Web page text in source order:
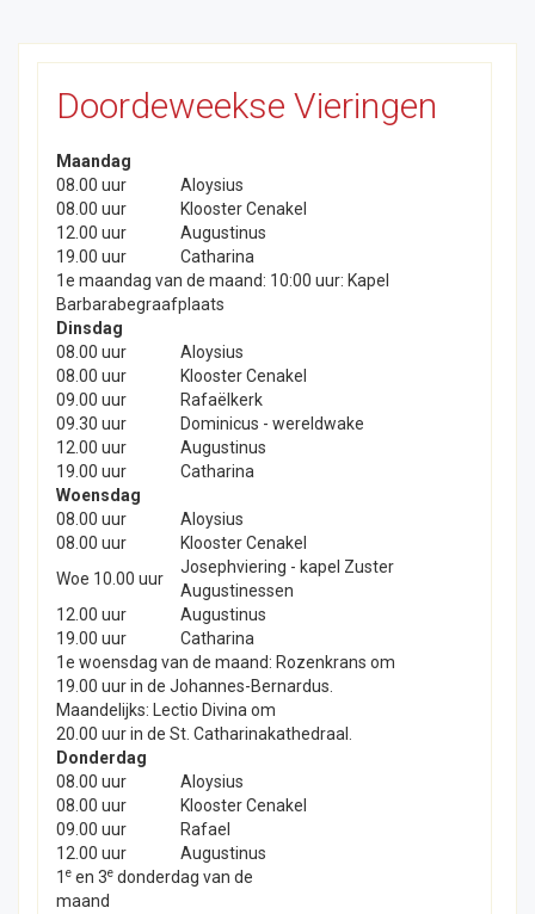
Doordeweekse Vieringen
Maandag
08.00 uur
Aloysius
08.00 uur
Klooster Cenakel
12.00 uur
Augustinus
19.00 uur
Catharina
1e maandag van de maand: 10:00 uur: Kapel
Barbarabegraafplaats
Dinsdag
08.00 uur
Aloysius
08.00 uur
Klooster Cenakel
09.00 uur
Rafaëlkerk
09.30 uur
Dominicus - wereldwake
12.00 uur
Augustinus
19.00 uur
Catharina
Woensdag
08.00 uur
Aloysius
08.00 uur
Klooster Cenakel
Woe 10.00 uur
Josephviering - kapel Zuster
Augustinessen
12.00 uur
Augustinus
19.00 uur
Catharina
1e woensdag van de maand: Rozenkrans om
19.00 uur in de Johannes-Bernardus.
Maandelijks: Lectio Divina om
20.00 uur in de St. Catharinakathedraal.
Donderdag
08.00 uur
Aloysius
08.00 uur
Klooster Cenakel
09.00 uur
Rafael
12.00 uur
Augustinus
1 e en 3e donderdag van de
maand